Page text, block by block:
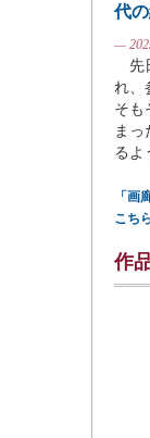
代
—
先
れ、
そも
ま
るよ
「画
こち
作